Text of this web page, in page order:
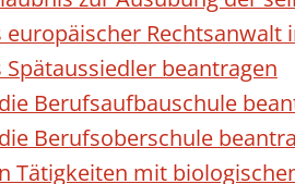
beantragen
Berufsaufbauschule
Berufsoberschule
Tätigkeiten mit